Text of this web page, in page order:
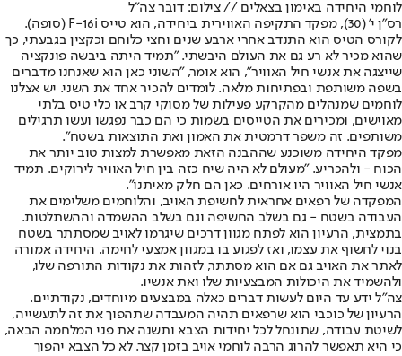
לוחמי היחידה באימון בצאלים // צילום: דובר צה"ל
רס"ן י' (30), מפקד התקיפה האווירית ביחידה, הוא טייס F-16i (סופה).
לקורס הטיס הוא התנדב אחרי ארבע שנים וחצי כלוחם וכקצין בגבעתי, כך
שהוא מכיר לא רע גם את העולם היבשתי. "תמיד היתה ביבשה פונקציה
שייצגה את אנשי חיל האוויר", הוא אומר, "השוני כאן הוא שאנחנו מדברים
בשפה משותפת ובפתיחות מלאה. לומדים להכיר אחד את השני. יש אצלנו
לוחמים שמנהלים מהקרקע פעילות של מסוקי קרב או כלי טיס בלתי
מאוישים, ומכירים את הטייסים בשמות כי הם כבר נפגשו ועשו תרגילים
משותפים. זה משפר דרמטית את האמון ואת התוצאות בשטח".
מפקד היחידה משוכנע שההבנה הזאת מאפשרת למצות טוב יותר את
הכוח - ולהכריע. "מעולם לא היה שיח כזה בין חיל האוויר לירוקים. תמיד
אנשי חיל האוויר היו אורחים. כאן הם חלק מאיתנו".
המפקדה של רפאים אחראית לחשיפת האויב, והלוחמים משלימים את
העבודה בשטח - גם בשלב החשיפה וגם בשלב ההשמדה וההשתלטות.
בתמצית, הרעיון הוא לפתח מגוון דרכים שיגרמו לאויב שמסתתר בשטח
בנוי לחשוף את עצמו, ואז לפגוע בו במגוון אמצעי לחימה. היחידה אמורה
לאתר את האויב גם אם הוא מסתתר, לזהות את נקודות התורפה שלו,
ולהשמיד את היכולות המבצעיות שלו ואת אנשיו.
צה"ל ידע עד היום לעשות דברים כאלה במבצעים מיוחדים, נקודתיים.
הרעיון של כוכבי הוא שרפאים תהיה המעבדה שתהפוך את זה לתעשייה,
לשיטת עבודה, שתונחל לכל יחידות הצבא ותשנה את פני המלחמה הבאה,
כי היא תאפשר להרוג הרבה לוחמי אויב בזמן קצר. לא כל הצבא יהפוך